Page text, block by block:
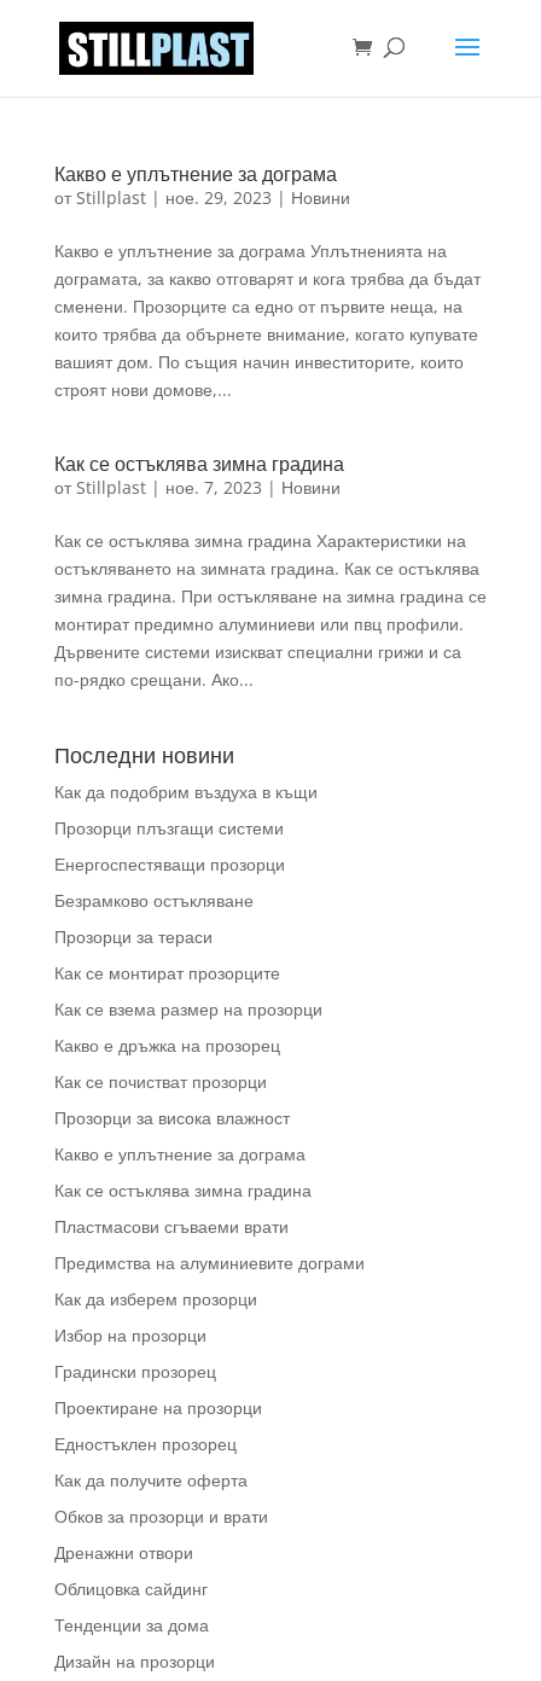
Какво е уплътнение за дограма
отStillplast| ное. 29, 2023 | Новини
Какво е уплътнение за дограма Уплътненията на
дограмата, за какво отговарят и кога трябва да бъдат
сменени. Прозорците са едно от първите неща, на
които трябва да обърнете внимание, когато купувате
вашият дом. По същия начин инвеститорите, които
строят нови домове,...
Как се остъклява зимна градина
отStillplast| ное. 7, 2023 | Новини
Как се остъклява зимна градина Характеристики на
остъкляването на зимната градина. Как се остъклява
зимна градина. При остъкляване на зимна градина се
монтират предимно алуминиеви или пвц профили.
Дървените системи изискват специални грижи и са
по-рядко срещани. Ако...
Последни новини
Как да подобрим въздуха в къщи
Прозорци плъзгащи системи
Енергоспестяващи прозорци
Безрамково остъкляване
Прозорци за тераси
Как се монтират прозорците
Как се взема размер на прозорци
Какво е дръжка на прозорец
Как се почистват прозорци
Прозорци за висока влажност
Какво е уплътнение за дограма
Как се остъклява зимна градина
Пластмасови сгъваеми врати
Предимства на алуминиевите дограми
Как да изберем прозорци
Избор на прозорци
Градински прозорец
Проектиране на прозорци
Едностъклен прозорец
Как да получите оферта
Обков за прозорци и врати
Дренажни отвори
Облицовка сайдинг
Тенденции за дома
Дизайн на прозорци